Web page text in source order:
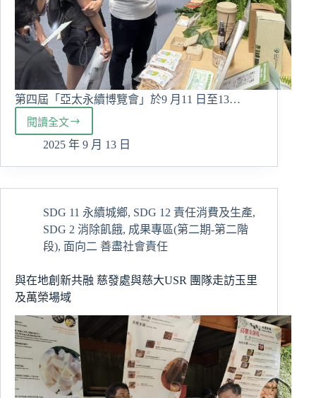
第四屆「亞太永續博覽會」於9 月11 日至13…
閱讀全文
慈
大
在
成
果
閃
亞
太
永
續
博
覽
會
2025 年 9 月 13 日
SDG 11 永續城鄉, SDG 12 責任消費及生產,
SDG 2 消除飢餓, 成果專區(第二期-第二階
段), 面向二 善盡社會責任
與在地創新共融 慈發處與慈大USR 團隊走訪玉里
及萬榮場域